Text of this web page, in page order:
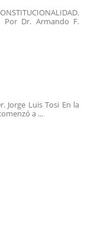
Por Dr. Armando F.
Jorge Luis Tosi En la
a ...